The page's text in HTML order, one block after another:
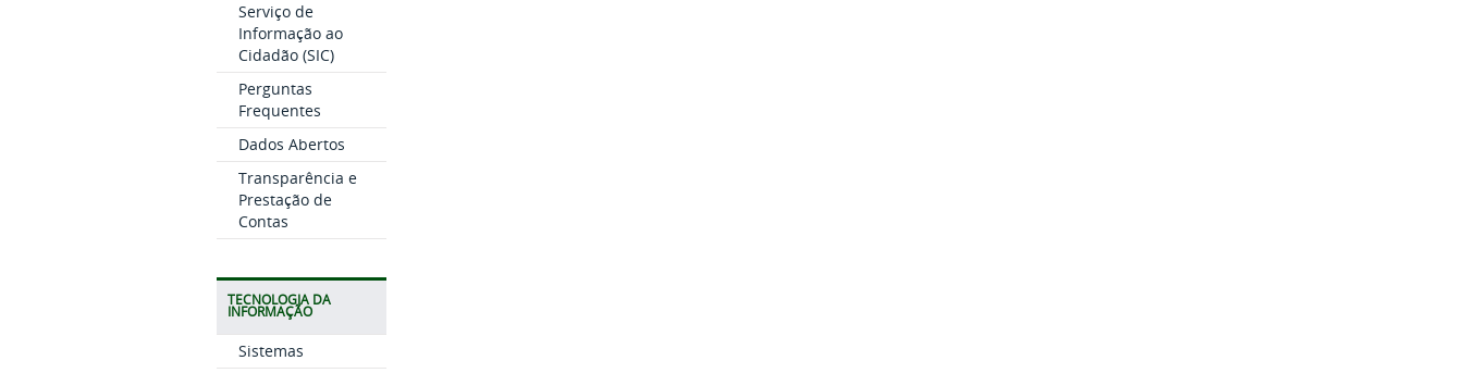
Serviço de
Informação ao
Cidadão (SIC)
Perguntas
Frequentes
Dados Abertos
Transparência e
Prestação de
Contas
TECNOLOGIA DA
INFORMAÇÃO
Sistemas